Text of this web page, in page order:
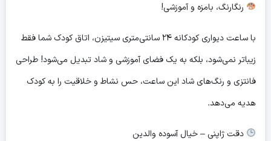
رنگارنگ، بامزه و آموزشی!
با ساعت دیواری کودکانه ۲۴ سانتی‌متری سیتیزن، اتاق کودک شما فقط
زیباتر نمی‌شود، بلکه به یک فضای آموزشی و شاد تبدیل می‌شود! طراحی
فانتزی و رنگ‌های شاد این ساعت، حس نشاط و خلاقیت را به کودک
هدیه می‌دهد.
دقت ژاپنی – خیال آسوده والدین